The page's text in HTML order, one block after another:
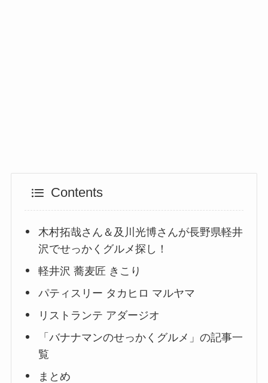
Contents
木村拓哉さん＆及川光博さんが長野県軽井
沢でせっかくグルメ探し！
軽井沢 蕎麦匠 きこり
パティスリー タカヒロ マルヤマ
リストランテ アダージオ
「バナナマンのせっかくグルメ」の記事一
覧
まとめ